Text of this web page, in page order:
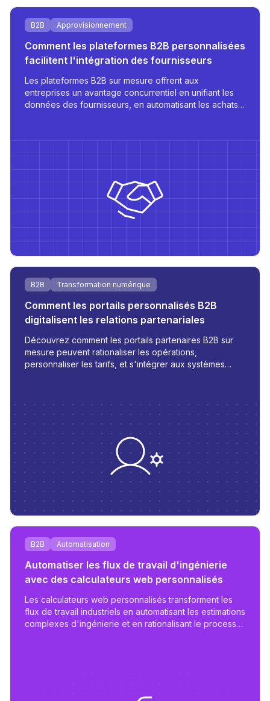
B2B Approvisionnement
Comment les plateformes B2B personnalisées
facilitent l'intégration des fournisseurs
Les plateformes B2B sur mesure offrent aux
entreprises un avantage concurrentiel en unifiant les
données des fournisseurs, en automatisant les achats
B2B Transformation numérique
Comment les portails personnalisés B2B
digitalisent les relations partenariales
Découvrez comment les portails partenaires B2B sur
mesure peuvent rationaliser les opérations,
personnaliser les tarifs, et s'intégrer aux systèmes
B2B Automatisation
Automatiser les flux de travail d'ingénierie
avec des calculateurs web personnalisés
Les calculateurs web personnalisés transforment les
flux de travail industriels en automatisant les estimations
complexes d'ingénierie et en rationalisant le processus